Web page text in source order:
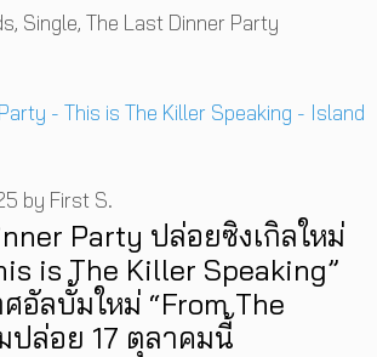
, Single,The Last Dinner Party
Party ปล่อยซิงเกิลใหม่
is The Killer Speaking”
อัลบั้มใหม่ “From The
ปล่อย 17 ตุลาคมนี้
by First S.